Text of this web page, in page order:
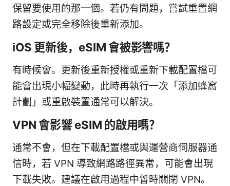
保留要使用的那一個。若仍有問題，嘗試重置網
路設定或完全移除後重新添加。
iOS 更新後，eSIM 會被影響嗎？
有時候會。更新後重新授權或重新下載配置檔可
能會出現小幅變動，此時再執行一次「添加蜂窩
計劃」或重啟裝置通常可以解決。
VPN 會影響 eSIM 的啟用嗎？
通常不會，但在下載配置檔或與運營商伺服器通
信時，若 VPN 導致網路路徑異常，可能會出現
下載失敗。建議在啟用過程中暫時關閉 VPN。